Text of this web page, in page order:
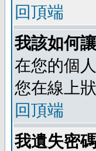
回頂端
我該如何
在您的個
您在線上
回頂端
我遺失密